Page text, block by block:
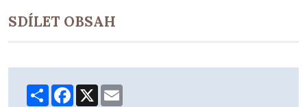
SDÍLET OBSAH
ShareFacebook
X